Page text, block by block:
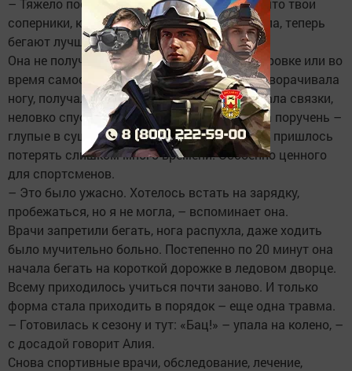
– Тяжело после травмы, когда ты видишь, что твои
соперники, которых ты с легкостью обгоняла, теперь
бегают лучше, чем ты, – говорит Алия.
Она не получила ни одной травмы на тренировке или во
время самостоятельной пробежки. Она подворачивала
ногу, получала растяжение голеностопа, рвала связки,
неловко спускаясь с лестницы, цепляясь за поручень –
глупые в сущности ситуации, из-за которых пришлось
потерять слишком много времени. Особенно ценного
для спортсменов.
– Это было ужасно. Хотелось встать на зарядку,
пробежаться, но я не могла, – вспоминает она.
Врачи запретили бегать, нога распухла, даже ходить
было мучительно больно. Постепенно по 20 минут она
начала бегать на короткой дорожке в ледовом дворце.
Всему приходилось учиться почти заново. И только
форма стала приходить в порядок – еще одна травма.
– Готовилась к сезону и тут: «Бац!» – упала на колено, –
с досадой говорит Алия.
Снова спортивные врачи, обследование, лечение,